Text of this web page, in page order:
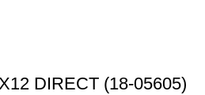
DIRECT (18-05605)